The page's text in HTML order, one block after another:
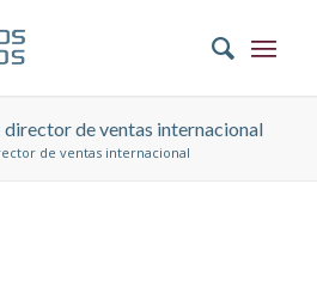
de ventas internacional
de ventas internacional